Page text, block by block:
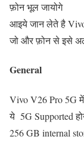
फ़ोन भूल जायोगे
आइये जान लेते है
जो और फ़ोन से इसे
General
Vivo V26 Pro 5G
ये 5G Supported
256 GB internal